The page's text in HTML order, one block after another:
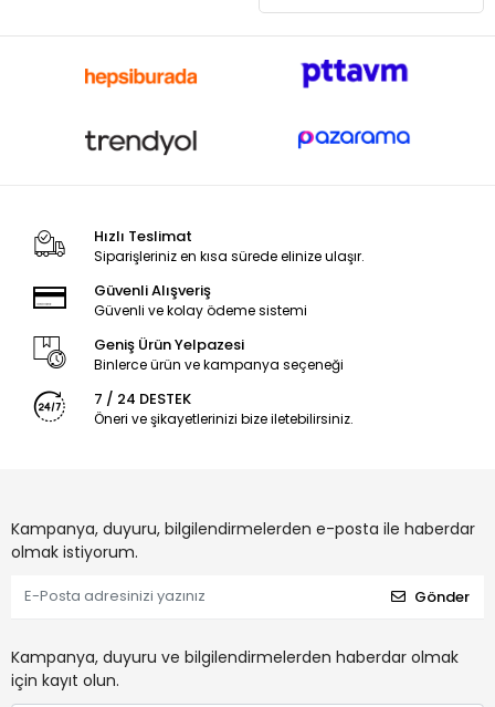
Hızlı Teslimat
Siparişleriniz en kısa sürede elinize ulaşır.
Güvenli Alışveriş
Güvenli ve kolay ödeme sistemi
Geniş Ürün Yelpazesi
Binlerce ürün ve kampanya seçeneği
7 / 24 DESTEK
Öneri ve şikayetlerinizi bize iletebilirsiniz.
Kampanya, duyuru, bilgilendirmelerden e-posta ile haberdar
olmak istiyorum.
Gönder
Kampanya, duyuru ve bilgilendirmelerden haberdar olmak
için kayıt olun.